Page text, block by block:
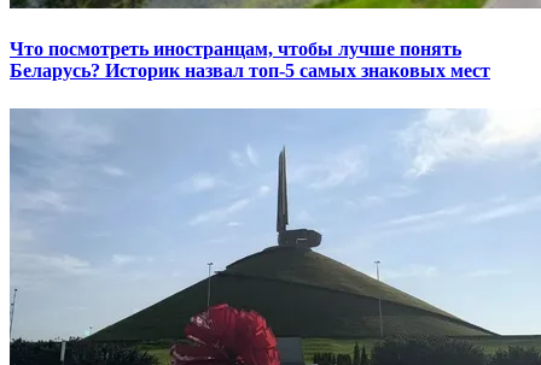
Что посмотреть иностранцам, чтобы лучше понять
Беларусь? Историк назвал топ-5 самых знаковых мест